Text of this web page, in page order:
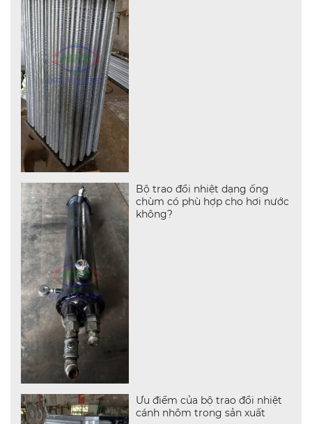
Bộ trao đổi nhiệt dạng ống
chùm có phù hợp cho hơi nước
không?
Ưu điểm của bộ trao đổi nhiệt
cánh nhôm trong sản xuất